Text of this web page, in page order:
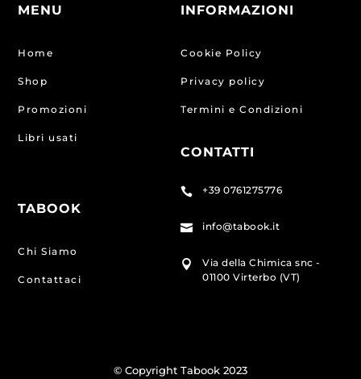
MENU
Home
Shop
Promozioni
Libri usati
TABOOK
Chi Siamo
Contattaci
INFORMAZIONI
Cookie Policy
Privacy policy
Termini e Condizioni
CONTATTI
 +39 0761275776
 info@tabook.it

Via della Chimica snc -
01100 Virterbo (VT)
© Copyright Tabook 2023